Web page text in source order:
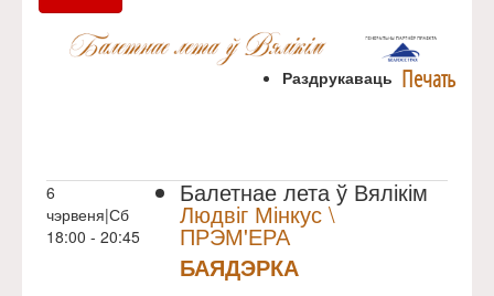
Печать
Раздрукаваць
6
чэрвеня|Сб
18:00 - 20:45
Балетнае лета ў Вялікім
Людвіг Мінкус \
ПРЭМ'ЕРА
БАЯДЭРКА